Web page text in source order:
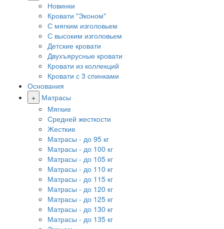
Новинки
Кровати "Эконом"
С мягким изголовьем
С высоким изголовьем
Детские кровати
Двухъярусные кровати
Кровати из коллекций
Кровати с 3 спинками
Основания
+
Матрасы
Мягкие
Средней жесткости
Жесткие
Матрасы - до 95 кг
Матрасы - до 100 кг
Матрасы - до 105 кг
Матрасы - до 110 кг
Матрасы - до 115 кг
Матрасы - до 120 кг
Матрасы - до 125 кг
Матрасы - до 130 кг
Матрасы - до 135 кг